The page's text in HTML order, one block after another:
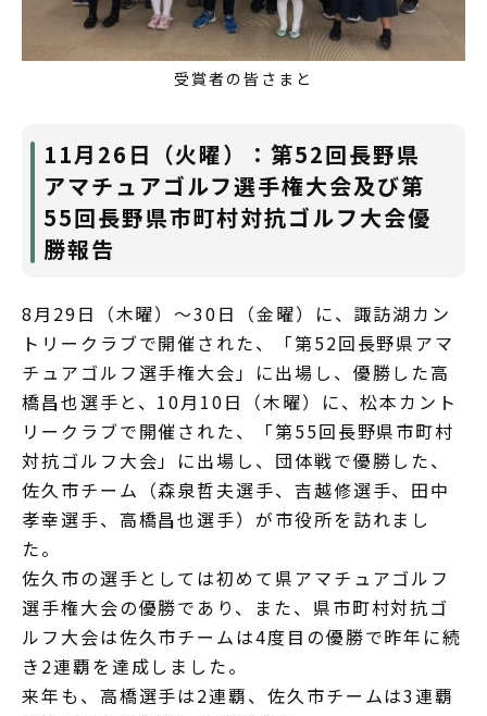
受賞者の皆さまと
11月26日（火曜）：第52回長野県
アマチュアゴルフ選手権大会及び第
55回長野県市町村対抗ゴルフ大会優
勝報告
8月29日（木曜）～30日（金曜）に、諏訪湖カン
トリークラブで開催された、「第52回長野県アマ
チュアゴルフ選手権大会」に出場し、優勝した高
橋昌也選手と、10月10日（木曜）に、松本カント
リークラブで開催された、「第55回長野県市町村
対抗ゴルフ大会」に出場し、団体戦で優勝した、
佐久市チーム（森泉哲夫選手、吉越修選手、田中
孝幸選手、高橋昌也選手）が市役所を訪れまし
た。
佐久市の選手としては初めて県アマチュアゴルフ
選手権大会の優勝であり、また、県市町村対抗ゴ
ルフ大会は佐久市チームは4度目の優勝で昨年に続
き2連覇を達成しました。
来年も、高橋選手は2連覇、佐久市チームは3連覇